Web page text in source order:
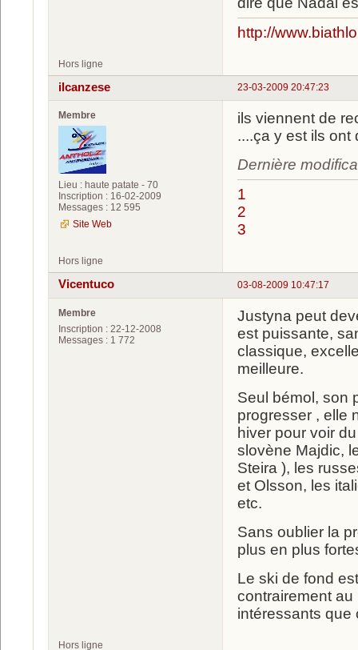
http://
Hors ligne
23-03-2009 20:47:23
ilcanzese
Membre
Lieu : haute patate - 70
Inscription : 16-02-2009
Messages : 12 595
Site Web
ils viennent de
....ça y est ils ont
Dernière
1
2
3
Hors ligne
03-08-2009 10:47:17
Vicentuco
Membre
Inscription : 22-12-2008
Messages : 1 772
Justyna peut
est puissante,
classique,
meilleure.
Seul bémol, son
progresser , elle
hiver pour voir
slovène Majdic,
Steira ), les
et Olsson, les
etc.
Sans oublier la
plus en plus
Le ski de fond
contrairement
intéressants que
Hors ligne